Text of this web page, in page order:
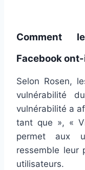
Comment
Facebook
Selon Rosen,
vulnérabilité
vulnérabilité a
tant que », «
permet aux
ressemble leur
utilisateurs.